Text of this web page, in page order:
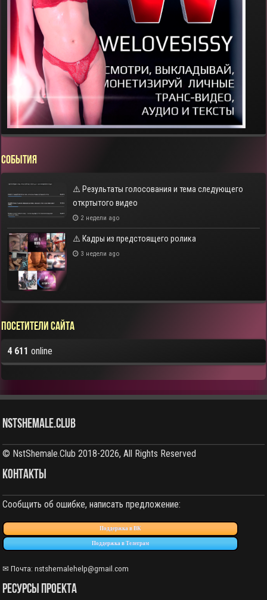
СОБЫТИЯ
⚠️ Результаты голосования и тема следующего
откртытого видео
2 недели ago
⚠️ Кадры из предстоящего ролика
3 недели ago
Посетители сайта
4 611 online
NstShemale.Club
© NstShemale.Club 2018-2026, All Rights Reserved
КОНТАКТЫ
Сообщить об ошибке, написать предложение:
Поддержка в ВК
Поддержка в Телеграм
✉ Почта: nstshemalehelp@gmail.com
РЕСУРСЫ ПРОЕКТА